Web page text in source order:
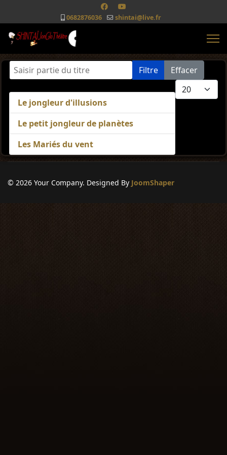
0682876036 shintai@live.fr
Saisir partie du titre Filtre
Effacer
Afficher #
Le jongleur d'illusions
Le petit jongleur de planètes
Les Mariés du vent
© 2026 Your Company. Designed By JoomShaper